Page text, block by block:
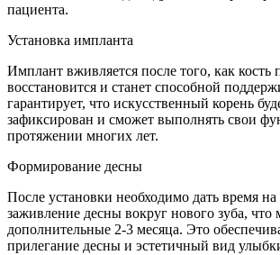
пациента.
Установка импланта
Имплант вживляется после того, как кость
восстановится и станет способной
гарантирует, что искусственный корень
зафиксирован и сможет выполнять свои
протяжении многих лет.
Формирование десны
После установки необходимо дать время
заживление десны вокруг нового зуба, что
дополнительные 2-3 месяца. Это
прилегание десны и эстетичный вид